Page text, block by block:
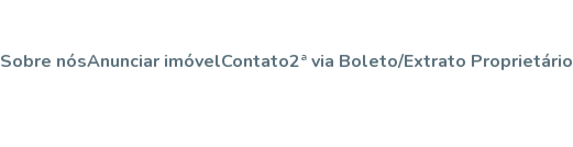
Sobre nósAnunciar imóvelContato2ª via Boleto/Extrato Proprietário